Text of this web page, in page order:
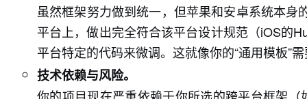
虽然框架努力做到统一，但苹果和安卓系统本
平台上，做出完全符合该平台设计规范（iOS的
平台特定的代码来微调。这就像你的“通用模板”
技术依赖与风险。